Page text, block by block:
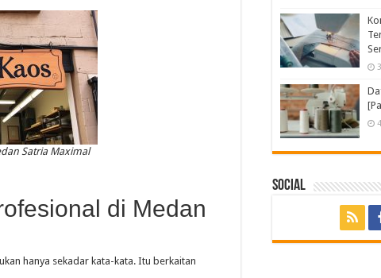
Satria Maximal
di Medan
hanya sekadar kata-kata. Itu berkaitan
Social